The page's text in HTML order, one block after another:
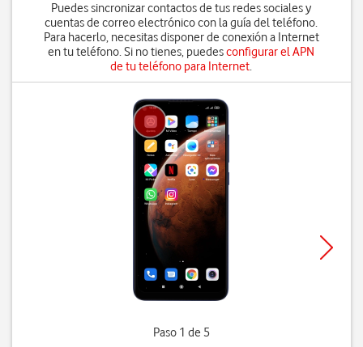
Puedes sincronizar contactos de tus redes sociales y
cuentas de correo electrónico con la guía del teléfono.
Para hacerlo, necesitas disponer de conexión a Internet
en tu teléfono. Si no tienes, puedesconfigurar el APN
de tu teléfono para Internet.
Paso 1 de 5